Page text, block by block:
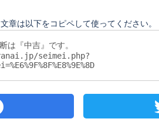
文章は以下をコピペして使ってください。